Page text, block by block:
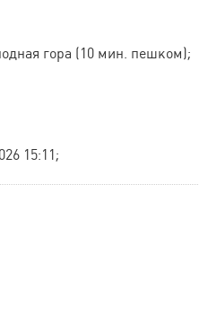
гора (10 мин. пешком);
15:11;